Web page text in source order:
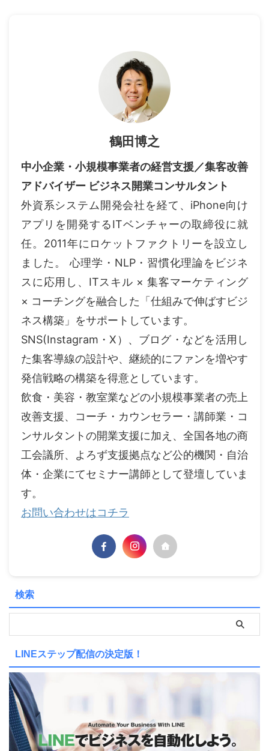
鶴田博之
中小企業・小規模事業者の経営支援／集客改善
アドバイザー ビジネス開業コンサルタント
外資系システム開発会社を経て、iPhone向け
アプリを開発するITベンチャーの取締役に就
任。2011年にロケットファクトリーを設立し
ました。 心理学・NLP・習慣化理論をビジネ
スに応用し、ITスキル × 集客マーケティング
× コーチングを融合した「仕組みで伸ばすビジ
ネス構築」をサポートしています。
SNS(Instagram・X）、ブログ・などを活用し
た集客導線の設計や、継続的にファンを増やす
発信戦略の構築を得意としています。
飲食・美容・教室業などの小規模事業者の売上
改善支援、コーチ・カウンセラー・講師業・コ
ンサルタントの開業支援に加え、全国各地の商
工会議所、よろず支援拠点など公的機関・自治
体・企業にてセミナー講師として登壇していま
す。
お問い合わせはコチラ
検索
LINEステップ配信の決定版！